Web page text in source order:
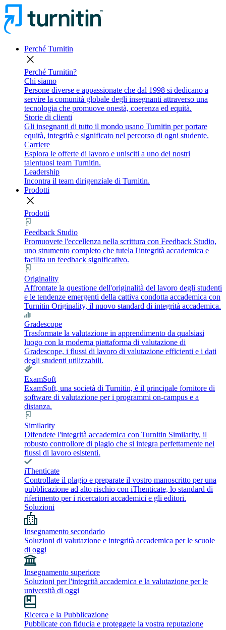
Perché Turnitin
close
Perché Turnitin?
Chi siamo
Persone diverse e appassionate che dal 1998 si dedicano a
servire la comunità globale degli insegnanti attraverso una
tecnologia che promuove onestà, coerenza ed equità.
Storie di clienti
Gli insegnanti di tutto il mondo usano Turnitin per portare
equità, integrità e significato nel percorso di ogni studente.
Carriere
Esplora le offerte di lavoro e unisciti a uno dei nostri
talentuosi team Turnitin.
Leadership
Incontra il team dirigenziale di Turnitin.
Prodotti
close
Prodotti
Feedback Studio
Promuovete l'eccellenza nella scrittura con Feedback Studio,
uno strumento completo che tutela l'integrità accademica e
facilita un feedback significativo.
Originality
Affrontate la questione dell'originalità del lavoro degli studenti
e le tendenze emergenti della cattiva condotta accademica con
Turnitin Originality, il nuovo standard di integrità accademica.
Gradescope
Trasformate la valutazione in apprendimento da qualsiasi
luogo con la moderna piattaforma di valutazione di
Gradescope, i flussi di lavoro di valutazione efficienti e i dati
degli studenti utilizzabili.
ExamSoft
ExamSoft, una società di Turnitin, è il principale fornitore di
software di valutazione per i programmi on-campus e a
distanza.
Similarity
Difendete l'integrità accademica con Turnitin Similarity, il
robusto controllore di plagio che si integra perfettamente nei
flussi di lavoro esistenti.
iThenticate
Controllate il plagio e preparate il vostro manoscritto per una
pubblicazione ad alto rischio con iThenticate, lo standard di
riferimento per i ricercatori accademici e gli editori.
Soluzioni
Insegnamento secondario
Soluzioni di valutazione e integrità accademica per le scuole
di oggi
Insegnamento superiore
Soluzioni per l'integrità accademica e la valutazione per le
università di oggi
Ricerca e la Pubblicazione
Pubblicate con fiducia e proteggete la vostra reputazione